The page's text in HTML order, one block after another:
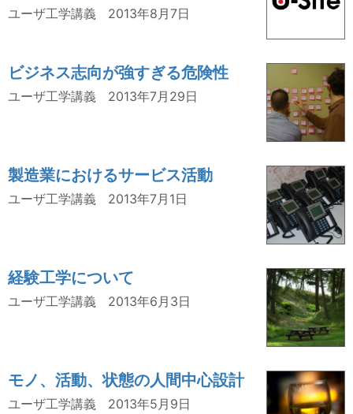
ユーザ工学講義 2013年8月7日
ビジネス志向が強すぎる危険性
ユーザ工学講義 2013年7月29日
製造業におけるサービス活動
ユーザ工学講義 2013年7月1日
経験工学について
ユーザ工学講義 2013年6月3日
モノ、活動、状態の人間中心設計
ユーザ工学講義 2013年5月9日